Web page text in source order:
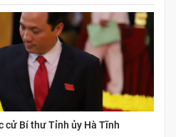
cử Bí thư Tỉnh ủy Hà Tĩnh